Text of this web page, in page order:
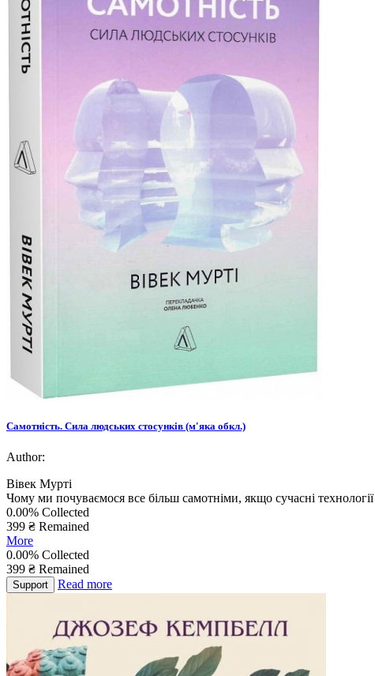
Самотність. Сила людських стосунків (м'яка обкл.)
Author:
Вівек Мурті
Чому ми почуваємося все більш самотніми, якщо сучасні
0.00% Collected
399 ₴ Remained
More
0.00% Collected
399 ₴ Remained
Read more